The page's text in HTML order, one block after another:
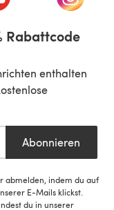
Rabattcode
enthalten
Abonnieren
abmelden, indem du auf
E-Mails klickst.
du in unserer